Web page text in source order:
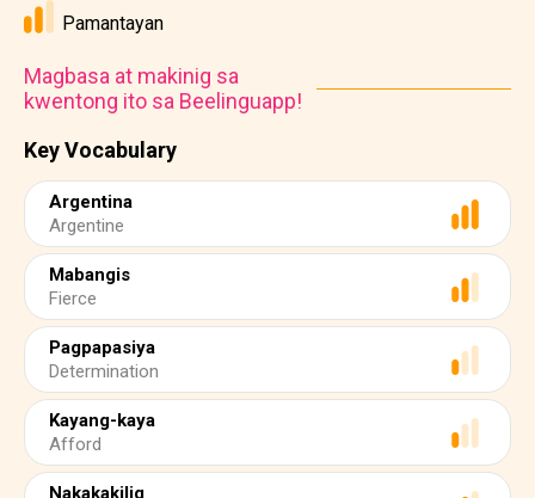
Key Vocabulary
Argentina
Argentine
Mabangis
Fierce
Pagpapasiya
Determination
Kayang-kaya
Afford
Nakakakilig
Pamantayan
Magbasa at makinig sa
kwentong ito sa Beelinguapp!